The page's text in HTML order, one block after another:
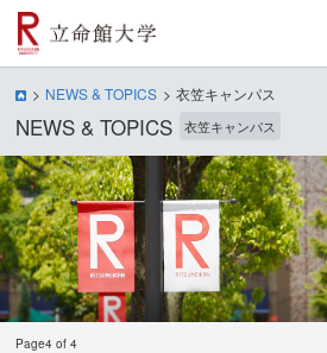
NEWS & TOPICS 衣笠キャンパス
NEWS & TOPICS 衣笠キャンパス
Page4 of 4